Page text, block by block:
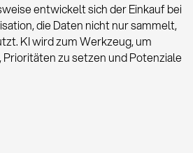
entwickelt sich der Einkauf bei
die Daten nicht nur sammelt,
KI wird zum Werkzeug, um
zu setzen und Potenziale